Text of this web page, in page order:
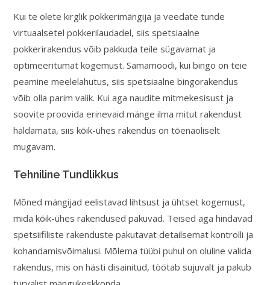
Kui te olete kirglik pokkerimängija ja veedate tunde
virtuaalsetel pokkerilaudadel, siis spetsiaalne
pokkerirakendus võib pakkuda teile sügavamat ja
optimeeritumat kogemust. Samamoodi, kui bingo on teie
peamine meelelahutus, siis spetsiaalne bingorakendus
võib olla parim valik. Kui aga naudite mitmekesisust ja
soovite proovida erinevaid mänge ilma mitut rakendust
haldamata, siis kõik-ühes rakendus on tõenäoliselt
mugavam.
Tehniline Tundlikkus
Mõned mängijad eelistavad lihtsust ja ühtset kogemust,
mida kõik-ühes rakendused pakuvad. Teised aga hindavad
spetsiifiliste rakenduste pakutavat detailsemat kontrolli ja
kohandamisvõimalusi. Mõlema tüübi puhul on oluline valida
rakendus, mis on hästi disainitud, töötab sujuvalt ja pakub